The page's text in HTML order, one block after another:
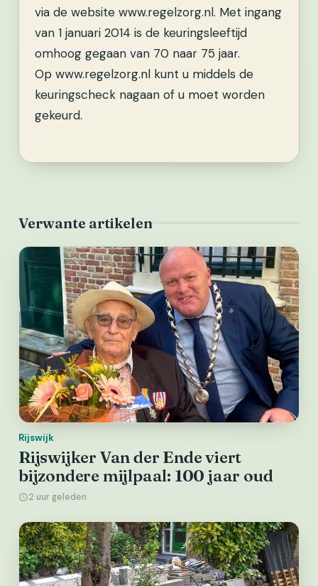
via de website www.regelzorg.nl. Met ingang
van 1 januari 2014 is de keuringsleeftijd
omhoog gegaan van 70 naar 75 jaar.
Op www.regelzorg.nl kunt u middels de
keuringscheck nagaan of u moet worden
gekeurd.
Verwante artikelen
Rijswijk
Rijswijker Van der Ende viert
bijzondere mijlpaal: 100 jaar oud
2 uur geleden